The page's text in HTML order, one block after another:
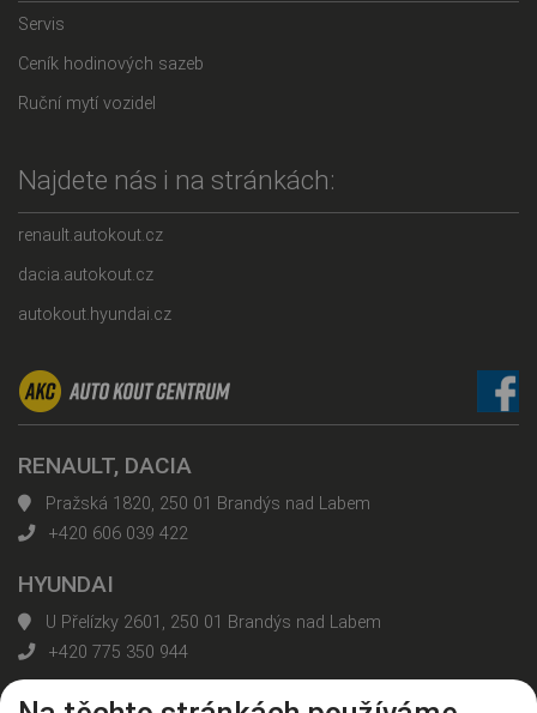
Servis
Ceník hodinových sazeb
Ruční mytí vozidel
Najdete nás i na stránkách:
renault.autokout.cz
dacia.autokout.cz
autokout.hyundai.cz
RENAULT, DACIA
Pražská 1820, 250 01 Brandýs nad Labem
+420 606 039 422
HYUNDAI
U Přelízky 2601, 250 01 Brandýs nad Labem
+420 775 350 944